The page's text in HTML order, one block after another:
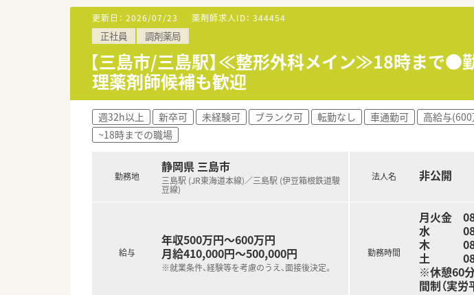
＼＼ 病院について ／／
■二次救急を行う、196床のケアミックス病院です。
■2017年新病棟open。キレイな職場でスキルを磨けます。
■院外100%。薬剤管理指導、注射調剤など病棟業務が中心となっ
更新日： 2026/07/23 薬剤師求人ID： 344454
正社員 調剤薬局
【三島市/三島駅】≪整形外科メイン≫18時まで
理薬剤師候補も歓迎
週32h以上 新卒可 未経験可 ブランク可 転勤なし 車通勤可 高給与
~18時までの職場
勤務地
静岡県 三島市
三島駅 (JR東海道本線)／三島駅 (伊豆箱根鉄道駿
豆線)
給与
年収500万円～600万円
月給410,000円～500,000円
※就業条件、経験等を考慮のうえ、面接後決定。
法人名 非公開
勤務時間
月火金 08
水 08：
木 08：
土 08：
※休憩60
間制（実労